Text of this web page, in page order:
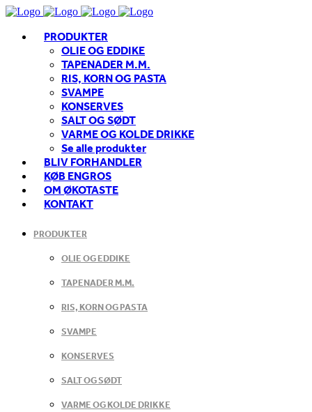
PRODUKTER
OLIE OG EDDIKE
TAPENADER M.M.
RIS, KORN OG PASTA
SVAMPE
KONSERVES
SALT OG SØDT
VARME OG KOLDE DRIKKE
Se alle produkter
BLIV FORHANDLER
KØB ENGROS
OM ØKOTASTE
KONTAKT
PRODUKTER
OLIE OG EDDIKE
TAPENADER M.M.
RIS, KORN OG PASTA
SVAMPE
KONSERVES
SALT OG SØDT
VARME OG KOLDE DRIKKE